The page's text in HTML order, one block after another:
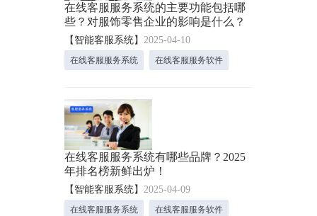
在线客服服务系统的主要功能包括哪
些？对服饰零售企业的影响是什么？
【智能客服系统】2025-04-10
在线客服服务系统 在线客服服务软件
在线客服服务系统有哪些品牌？2025
年排名榜新鲜出炉！
【智能客服系统】2025-04-09
在线客服服务系统 在线客服服务软件